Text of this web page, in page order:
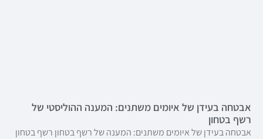
אבטחה בעידן של איומים משתנים: המענה ההוליסטי של
רשף בטחון
אבטחה בעידן של איומים משתנים: המענה של רשף בטחון רשף בטחון